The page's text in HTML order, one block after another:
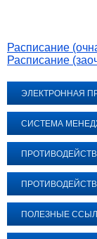
Расписание
Расписание
ЭЛЕКТРОННАЯ
СИСТЕМА
ПОЛЕЗНЫЕ